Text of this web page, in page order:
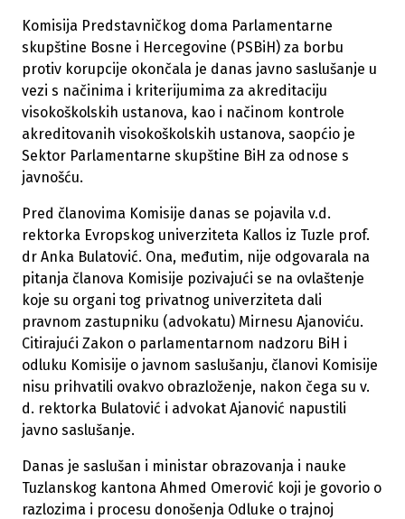
Komisija Predstavničkog doma Parlamentarne
skupštine Bosne i Hercegovine (PSBiH) za borbu
protiv korupcije okončala je danas javno saslušanje u
vezi s načinima i kriterijumima za akreditaciju
visokoškolskih ustanova, kao i načinom kontrole
akreditovanih visokoškolskih ustanova, saopćio je
Sektor Parlamentarne skupštine BiH za odnose s
javnošću.
Pred članovima Komisije danas se pojavila v.d.
rektorka Evropskog univerziteta Kallos iz Tuzle prof.
dr Anka Bulatović. Ona, međutim, nije odgovarala na
pitanja članova Komisije pozivajući se na ovlaštenje
koje su organi tog privatnog univerziteta dali
pravnom zastupniku (advokatu) Mirnesu Ajanoviću.
Citirajući Zakon o parlamentarnom nadzoru BiH i
odluku Komisije o javnom saslušanju, članovi Komisije
nisu prihvatili ovakvo obrazloženje, nakon čega su v.
d. rektorka Bulatović i advokat Ajanović napustili
javno saslušanje.
Danas je saslušan i ministar obrazovanja i nauke
Tuzlanskog kantona Ahmed Omerović koji je govorio o
razlozima i procesu donošenja Odluke o trajnoj